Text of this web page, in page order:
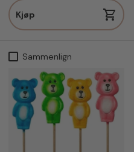
Kjøp
Sammenlign